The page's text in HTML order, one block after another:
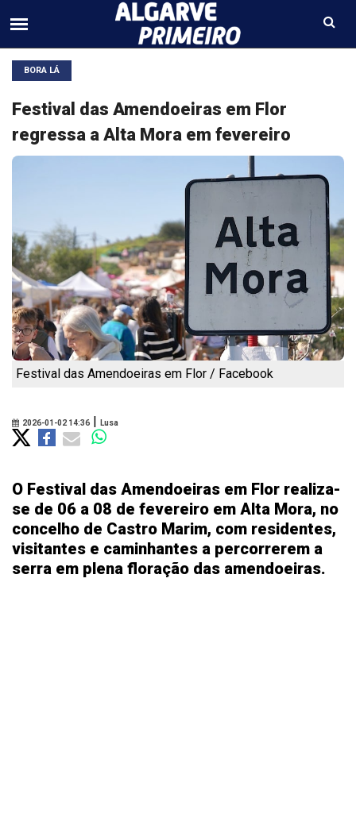
BORA LÁ
Festival das Amendoeiras em Flor
regressa a Alta Mora em fevereiro
Festival das Amendoeiras em Flor / Facebook
2026-01-02 14:36 | Lusa
O Festival das Amendoeiras em Flor realiza-
se de 06 a 08 de fevereiro em Alta Mora, no
concelho de Castro Marim, com residentes,
visitantes e caminhantes a percorrerem a
serra em plena floração das amendoeiras.